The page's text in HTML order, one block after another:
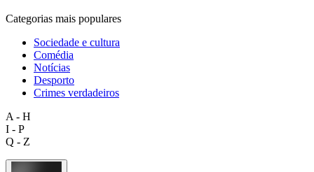
Categorias mais populares
Sociedade e cultura
Comédia
Notícias
Desporto
Crimes verdadeiros
A - H
I - P
Q - Z